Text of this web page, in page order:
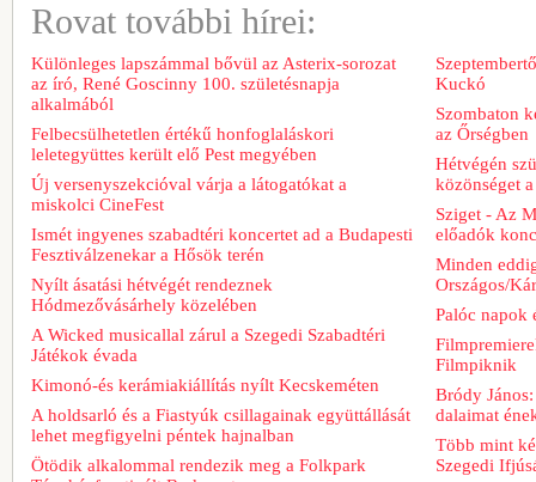
Rovat további hírei:
Különleges lapszámmal bővül az Asterix-sorozat
az író, René Goscinny 100. születésnapja
alkalmából
Felbecsülhetetlen értékű honfoglaláskori
leletegyüttes került elő Pest megyében
Új versenyszekcióval várja a látogatókat a
miskolci CineFest
Ismét ingyenes szabadtéri koncertet ad a Budapesti
Fesztiválzenekar a Hősök terén
Nyílt ásatási hétvégét rendeznek
Hódmezővásárhely közelében
A Wicked musicallal zárul a Szegedi Szabadtéri
Játékok évada
Kimonó-és kerámiakiállítás nyílt Kecskeméten
A holdsarló és a Fiastyúk csillagainak együttállását
lehet megfigyelni péntek hajnalban
Ötödik alkalommal rendezik meg a Folkpark
Kuckó
Szombaton
az Őrségben
Hétvégén
közönséget
Sziget - Az
előadók
Minden
Országos/
Palóc napok
Filmpiknik
Bródy
dalaimat
Több mint
Szegedi